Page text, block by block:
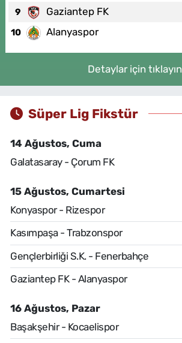
9 Gaziantep FK
10 Alanyaspor
Detaylar için tıklayın
Süper Lig Fikstür
14 Ağustos, Cuma
Galatasaray - Çorum FK
15 Ağustos, Cumartesi
Konyaspor - Rizespor
Kasımpaşa - Trabzonspor
Gençlerbirliği S.K. - Fenerbahçe
Gaziantep FK - Alanyaspor
16 Ağustos, Pazar
Başakşehir - Kocaelispor